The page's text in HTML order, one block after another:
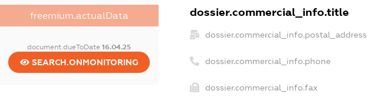
freemium.actualData
document.dueToDate16.04.25
SEARCH.ONMONITORING
dossier.commercial_info.title
dossier.commercial_info.postal_address
dossier.commercial_info.phone
dossier.commercial_info.fax